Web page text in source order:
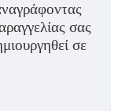
σας
σε